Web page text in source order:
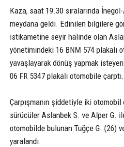
Kaza, saat 19.30 sıralarında
meydana geldi. Edinilen bilgilere
istikametine seyir halinde olan
yönetimindeki 16 BNM 574 plakalı
yavaşlayarak dönüş yapmak
06 FR 5347 plakalı otomobile çarptı.
Çarpışmanın şiddetiyle iki
sürücüler Aslanbek S. ve Alper G.
otomobilde bulunan Tuğçe G. (26)
yaralandı.